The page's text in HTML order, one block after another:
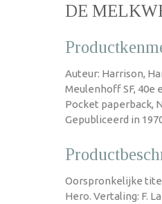
DE
Auteur: Harrison,
Meulenhoff SF, 40e
Pocket paperback,
Gepubliceerd in
Oorspronkelijke
Hero. Vertaling: F.